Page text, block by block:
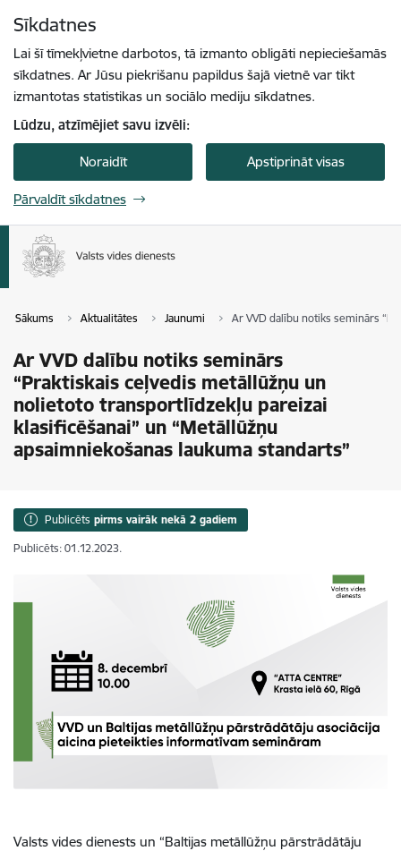
Sīkdatnes
Lai šī tīmekļvietne darbotos, tā izmanto obligāti nepieciešamās
sīkdatnes. Ar Jūsu piekrišanu papildus šajā vietnē var tikt
izmantotas statistikas un sociālo mediju sīkdatnes.
Lūdzu, atzīmējiet savu izvēli:
Noraidīt Apstiprināt visas
Pārvaldīt sīkdatnes
Sākums Aktualitātes Jaunumi Ar VVD dalību notiks seminārs
Ar VVD dalību notiks seminārs
“Praktiskais ceļvedis metāllūžņu un
nolietoto transportlīdzekļu pareizai
klasificēšanai” un “Metāllūžņu
apsaimniekošanas laukuma standarts”
Publicēts pirms vairāk nekā 2 gadiem
Publicēts: 01.12.2023.
Valsts vides dienests un “Baltijas metāllūžņu pārstrādātāju